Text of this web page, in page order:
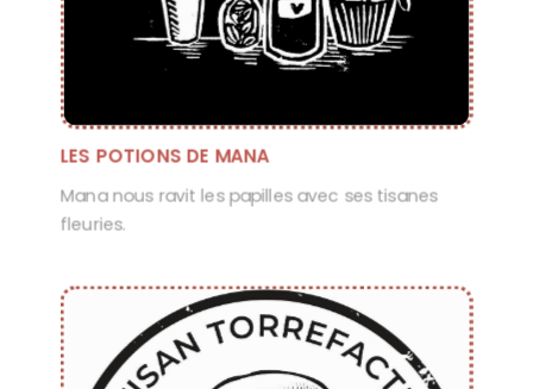
LES POTIONS DE MANA
Mana nous ravit les papilles avec ses tisanes
fleuries.